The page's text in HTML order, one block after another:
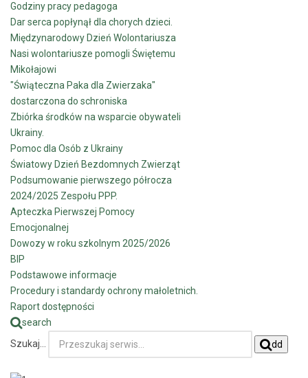
Godziny pracy pedagoga
Dar serca popłynął dla chorych dzieci.
Międzynarodowy Dzień Wolontariusza
Nasi wolontariusze pomogli Świętemu
Mikołajowi
"Świąteczna Paka dla Zwierzaka"
dostarczona do schroniska
Zbiórka środków na wsparcie obywateli
Ukrainy.
Pomoc dla Osób z Ukrainy
Światowy Dzień Bezdomnych Zwierząt
Podsumowanie pierwszego półrocza
2024/2025 Zespołu PPP.
Apteczka Pierwszej Pomocy
Emocjonalnej
Dowozy w roku szkolnym 2025/2026
BIP
Podstawowe informacje
Procedury i standardy ochrony małoletnich.
Raport dostępności
search
Szukaj...
dd